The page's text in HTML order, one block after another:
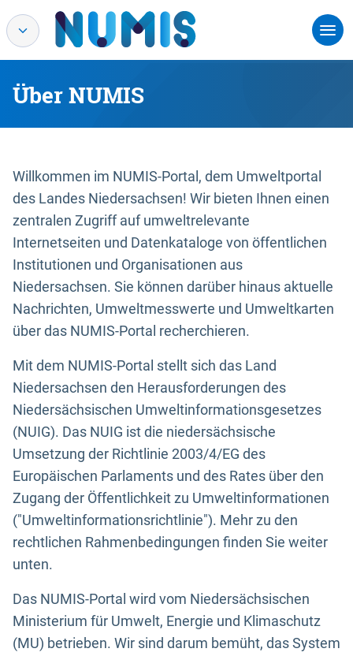
Über NUMIS
Willkommen im NUMIS-Portal, dem Umweltportal
des Landes Niedersachsen! Wir bieten Ihnen einen
zentralen Zugriff auf umweltrelevante
Internetseiten und Datenkataloge von öffentlichen
Institutionen und Organisationen aus
Niedersachsen. Sie können darüber hinaus aktuelle
Nachrichten, Umweltmesswerte und Umweltkarten
über das NUMIS-Portal recherchieren.
Mit dem NUMIS-Portal stellt sich das Land
Niedersachsen den Herausforderungen des
Niedersächsischen Umweltinformationsgesetzes
(NUIG). Das NUIG ist die niedersächsische
Umsetzung der Richtlinie 2003/4/EG des
Europäischen Parlaments und des Rates über den
Zugang der Öffentlichkeit zu Umweltinformationen
("Umweltinformationsrichtlinie"). Mehr zu den
rechtlichen Rahmenbedingungen finden Sie weiter
unten.
Das NUMIS-Portal wird vom Niedersächsischen
Ministerium für Umwelt, Energie und Klimaschutz
(MU) betrieben. Wir sind darum bemüht, das System